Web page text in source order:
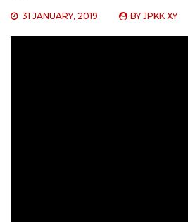
31 JANUARY, 2019 BYJPKK XY